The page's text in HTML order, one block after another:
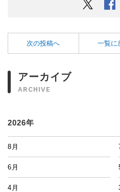
Twitter
次の投稿へ 一覧に
アーカイブ
ARCHIVE
2026年
8月
6月
4月